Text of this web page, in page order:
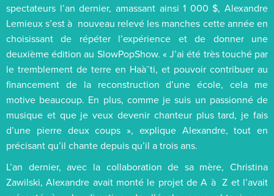
spectateurs l’an dernier, amassant ainsi 1 000 $, Alexandre
Lemieux s’est à nouveau relevé les manches cette année en
choisissant de répéter l’expérience et de donner une
deuxième édition au SlowPopShow. « J’ai été très touché par
le tremblement de terre en Haà¯ti, et pouvoir contribuer au
financement de la reconstruction d’une école, cela me
motive beaucoup. En plus, comme je suis un passionné de
musique et que je veux devenir chanteur plus tard, je fais
d’une pierre deux coups », explique Alexandre, tout en
précisant qu’il chante depuis qu’il a trois ans.
L’an dernier, avec la collaboration de sa mère, Christina
Zawilski, Alexandre avait monté le projet de A à Z et l’avait